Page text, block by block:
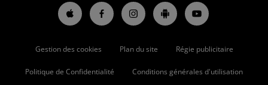
Gestion des cookies Plan du site Régie publicitaire
Politique de Confidentialité Conditions générales d'utilisation